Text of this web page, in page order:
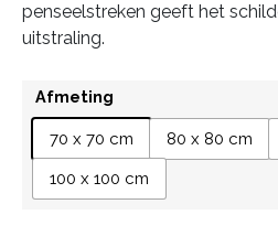
penseelstreken geeft het
uitstraling.
Afmeting
70 x 70 cm 80 x 80 cm
100 x 100 cm